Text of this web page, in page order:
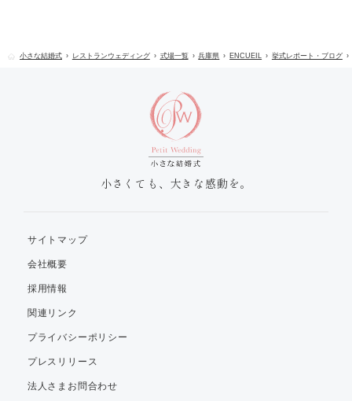
小さな結婚式 レストランウェディング 式場一覧 兵庫県 ENCUEIL 挙式レポート・ブログ
小さくても、大きな感動を。
サイトマップ
会社概要
採用情報
関連リンク
プライバシーポリシー
プレスリリース
法人さまお問合わせ